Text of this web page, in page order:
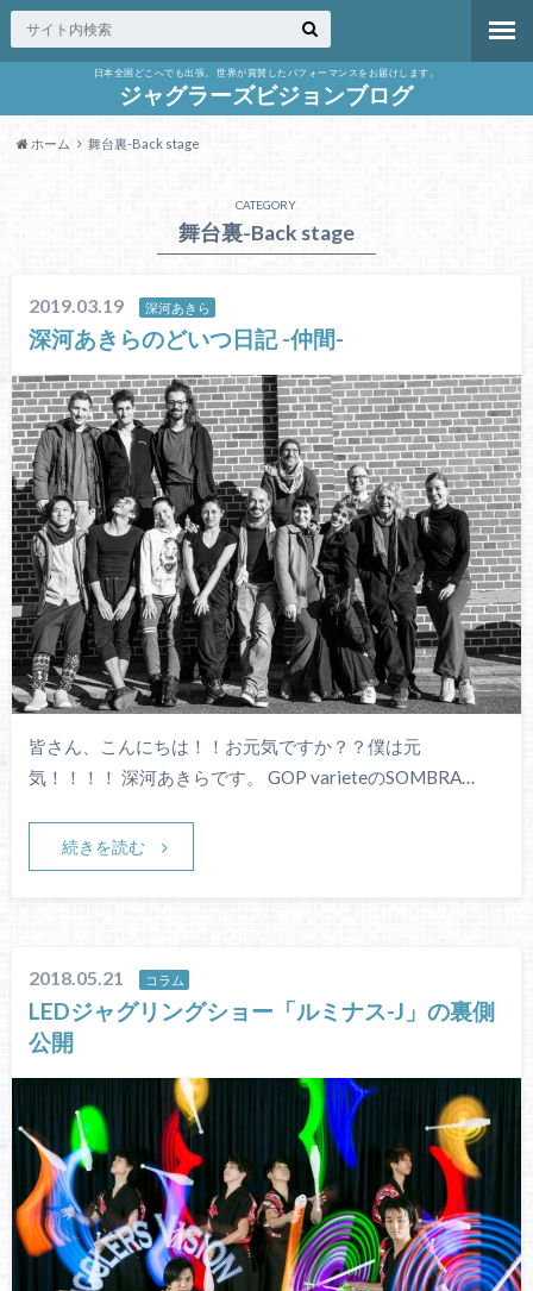
日本全国どこへでも出張。 世界が賞賛したパフォーマンスをお届けします。
ジャグラーズビジョンブログ
ホーム 舞台裏-Back stage
CATEGORY
舞台裏-Back stage
2019.03.19 深河あきら
深河あきらのどいつ日記 -仲間-
皆さん、こんにちは！！お元気ですか？？僕は元
気！！！！ 深河あきらです。 GOP varieteのSOMBRA…
続きを読む
2018.05.21 コラム
LEDジャグリングショー「ルミナス-J」の裏側
公開